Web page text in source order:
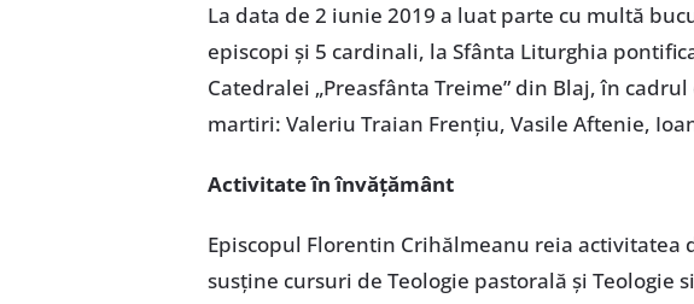
La data de 2 iunie 2019 a luat parte cu multă
episcopi și 5 cardinali, la Sfânta Liturghia
Catedralei „Preasfânta Treime” din Blaj, în
martiri: Valeriu Traian Frențiu, Vasile Aftenie,
Activitate în învățământ
Episcopul Florentin Crihălmeanu reia activitatea
susține cursuri de Teologie pastorală și Teologie